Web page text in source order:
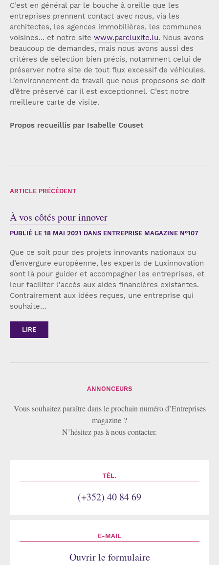
C’est en général par le bouche à oreille que les
entreprises prennent contact avec nous, via les
architectes, les agences immobilières, les communes
voisines... et notre site www.parcluxite.lu. Nous avons
beaucoup de demandes, mais nous avons aussi des
critères de sélection bien précis, notamment celui de
préserver notre site de tout flux excessif de véhicules.
L’environnement de travail que nous proposons se doit
d’être préservé car il est exceptionnel. C’est notre
meilleure carte de visite.
Propos recueillis par Isabelle Couset
ARTICLE PRÉCÉDENT
À vos côtés pour innover
PUBLIÉ LE 18 MAI 2021 DANS ENTREPRISE MAGAZINE N°107
Que ce soit pour des projets innovants nationaux ou
d’envergure européenne, les experts de Luxinnovation
sont là pour guider et accompagner les entreprises, et
leur faciliter l’accès aux aides financières existantes.
Contrairement aux idées reçues, une entreprise qui
souhaite…
LIRE
ANNONCEURS
Vous souhaitez paraître dans le prochain numéro d’Entreprises
magazine ?
N’hésitez pas à nous contacter.
TÉL.
(+352) 40 84 69
E-MAIL
Ouvrir le formulaire